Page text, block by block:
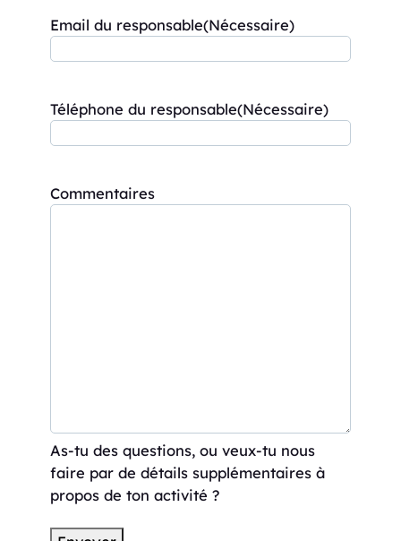
Email du responsable(Nécessaire)
Téléphone du responsable(Nécessaire)
Commentaires
As-tu des questions, ou veux-tu nous
faire par de détails supplémentaires à
propos de ton activité ?